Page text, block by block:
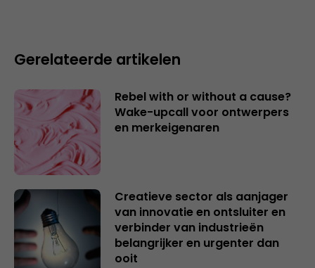
Gerelateerde artikelen
Rebel with or without a cause?
Wake-upcall voor ontwerpers
en merkeigenaren
Creatieve sector als aanjager
van innovatie en ontsluiter en
verbinder van industrieën
belangrijker en urgenter dan
ooit